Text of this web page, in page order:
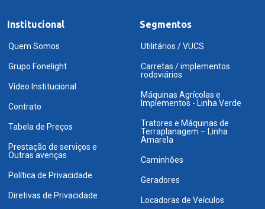
Institucional
Quem Somos
Grupo Fonelight
Vídeo Institucional
Contrato
Tabela de Preços
Prestação de serviços e
Outras avenças
Política de Privacidade
Diretivas de Privacidade
Segmentos
Utilitários / VUCS
Carretas / implementos
rodoviários
Máquinas Agrícolas e
Implementos - Linha Verde
Tratores e Máquinas de
Terraplanagem – Linha
Amarela
Caminhões
Geradores
Locadoras de Veículos